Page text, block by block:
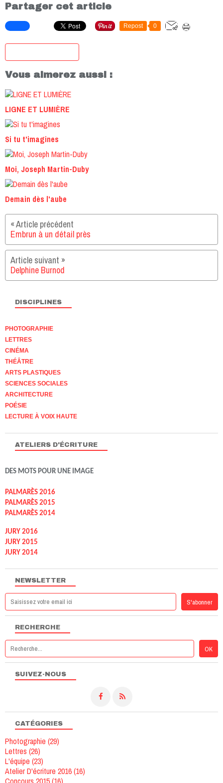
Partager cet article
Repost 0
Vous aimerez aussi :
LIGNE ET LUMIÈRE
Si tu t'imagines
Moi, Joseph Martin-Duby
Demain dès l'aube
Embrun à un détail près
Delphine Burnod
NEWSLETTER
SUIVEZ-NOUS
RECHERCHE
CATÉGORIES
Photographie (29)
Lettres (26)
L'équipe (23)
Atelier D'écriture 2016(16)
DISCIPLINES
PHOTOGRAPHIE
LETTRES
CINÉMA
THÉÂTRE
ARTS PLASTIQUES
SCIENCES SOCIALES
ARCHITECTURE
POÉSIE
LECTURE À VOIX HAUTE
ATELIERS D'ÉCRITURE
DES MOTS POUR UNE IMAGE
PALMARÈS 2016
PALMARÈS 2015
PALMARÈS 2014
JURY 2016
JURY 2015
JURY 2014